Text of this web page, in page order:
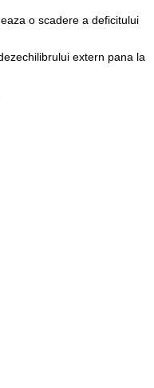
o scadere a deficitului
extern pana la